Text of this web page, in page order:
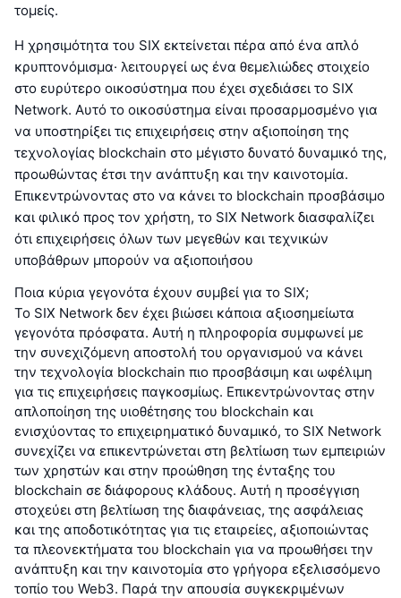
τομείς.
Η χρησιμότητα του SIX εκτείνεται πέρα από ένα απλό
κρυπτονόμισμα· λειτουργεί ως ένα θεμελιώδες στοιχείο
στο ευρύτερο οικοσύστημα που έχει σχεδιάσει το SIX
Network. Αυτό το οικοσύστημα είναι προσαρμοσμένο για
να υποστηρίξει τις επιχειρήσεις στην αξιοποίηση της
τεχνολογίας blockchain στο μέγιστο δυνατό δυναμικό της,
προωθώντας έτσι την ανάπτυξη και την καινοτομία.
Επικεντρώνοντας στο να κάνει το blockchain προσβάσιμο
και φιλικό προς τον χρήστη, το SIX Network διασφαλίζει
ότι επιχειρήσεις όλων των μεγεθών και τεχνικών
υποβάθρων μπορούν να αξιοποιήσου
Ποια κύρια γεγονότα έχουν συμβεί για το SIX;
Το SIX Network δεν έχει βιώσει κάποια αξιοσημείωτα
γεγονότα πρόσφατα. Αυτή η πληροφορία συμφωνεί με
την συνεχιζόμενη αποστολή του οργανισμού να κάνει
την τεχνολογία blockchain πιο προσβάσιμη και ωφέλιμη
για τις επιχειρήσεις παγκοσμίως. Επικεντρώνοντας στην
απλοποίηση της υιοθέτησης του blockchain και
ενισχύοντας το επιχειρηματικό δυναμικό, το SIX Network
συνεχίζει να επικεντρώνεται στη βελτίωση των εμπειριών
των χρηστών και στην προώθηση της ένταξης του
blockchain σε διάφορους κλάδους. Αυτή η προσέγγιση
στοχεύει στη βελτίωση της διαφάνειας, της ασφάλειας
και της αποδοτικότητας για τις εταιρείες, αξιοποιώντας
τα πλεονεκτήματα του blockchain για να προωθήσει την
ανάπτυξη και την καινοτομία στο γρήγορα εξελισσόμενο
τοπίο του Web3. Παρά την απουσία συγκεκριμένων